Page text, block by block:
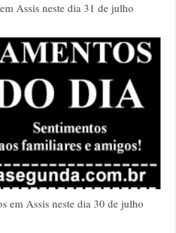
Assis neste dia 31 de julho
em Assis neste dia 30 de julho